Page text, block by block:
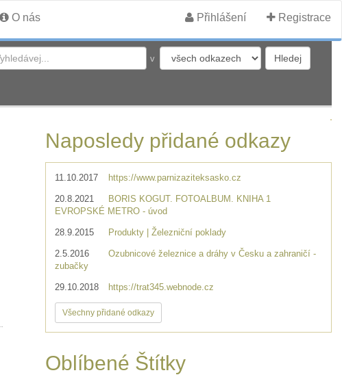
O nás Přihlášení Registrace
v
Naposledy přidané odkazy
11.10.2017 https://www.parnizaziteksasko.cz
20.8.2021
BORIS KOGUT. FOTOALBUM. KNIHA 1
EVROPSKÉ METRO - úvod
28.9.2015 Produkty | Železniční poklady
2.5.2016
Ozubnicové železnice a dráhy v Česku a zahraničí -
zubačky
29.10.2018 https://trat345.webnode.cz
Všechny přidané odkazy
Oblíbené Štítky